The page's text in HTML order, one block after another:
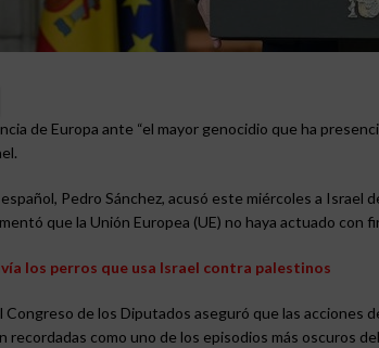
de Europa ante “el mayor genocidio que ha
Pedro Sánchez, acusó este miércoles a Israel
que la Unión Europea (UE) no haya actuado con
los perros que usa Israel contra palestinos
Congreso de los Diputados aseguró que las acciones
recordadas como uno de los episodios más oscuros